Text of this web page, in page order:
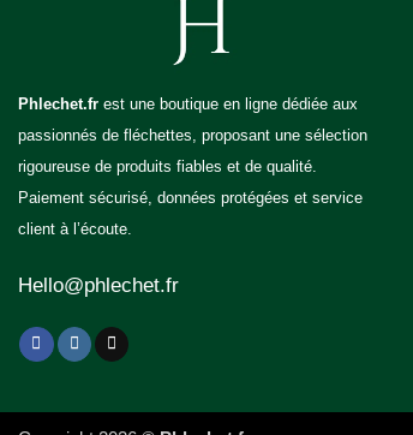
Phlechet.fr est une boutique en ligne dédiée aux
passionnés de fléchettes, proposant une sélection
rigoureuse de produits fiables et de qualité.
Paiement sécurisé, données protégées et service
client à l’écoute.
Hello@phlechet.fr